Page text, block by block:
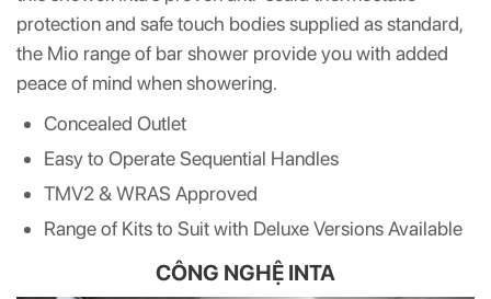
protection and safe touch bodies supplied as standard,
the Mio range of bar shower provide you with added
peace of mind when showering.
Concealed Outlet
Easy to Operate Sequential Handles
TMV2 & WRAS Approved
Range of Kits to Suit with Deluxe Versions Available
CÔNG NGHỆ INTA